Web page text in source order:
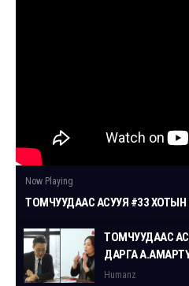
Now Playing
ТОМЧУУДААС
ДАРГА
Humanz